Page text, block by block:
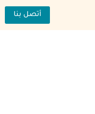
أتصل بنا